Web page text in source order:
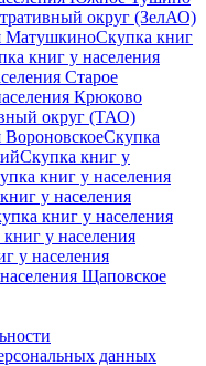
округ (ЗелАО)
МатушкиноСкупка книг
книг у населения
Старое
Крюково
округ (ТАО)
ВороновскоеСкупка
Скупка книг у
книг у населения
у населения
книг у населения
у населения
у населения
Щаповское
данных